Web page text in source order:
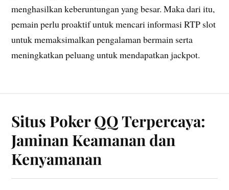
menghasilkan keberuntungan yang besar. Maka dari itu,
pemain perlu proaktif untuk mencari informasi RTP slot
untuk memaksimalkan pengalaman bermain serta
meningkatkan peluang untuk mendapatkan jackpot.
Situs Poker QQ Terpercaya:
Jaminan Keamanan dan
Kenyamanan